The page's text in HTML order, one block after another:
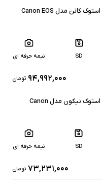
دوربین دیجیتال استوک کانن مدل Canon EOS
SD نیمه حرفه ای
۹۴,۹۹۲,۰۰۰ تومان
دوربین دیجیتال استوک نیکون مدل Canon
SD نیمه حرفه ای
۷۳,۲۳۱,۰۰۰ تومان